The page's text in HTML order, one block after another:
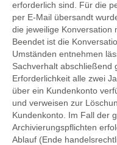
erforderlich sind. Für die
per E-Mail übersandt
die jeweilige Konversation
Beendet ist die
Umständen entnehmen
Sachverhalt abschließend
Erforderlichkeit alle zwei
über ein Kundenkonto
und verweisen zur
Kundenkonto. Im Fall der
Archivierungspflichten
Ablauf (Ende